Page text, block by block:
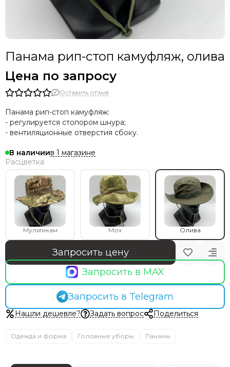
Панама рип-стоп камуфляж, олива
Цена по запросу
Оставить отзыв
Панама рип-стоп камуфляж:
- регулируется стопором шнура;
- вентиляционные отверстия сбоку.
В наличиив 1 магазине
Расцветка
Мультикам Мох Олива
Запросить цену
Запросить в MAX
Запросить в Telegram
Нашли дешевле? Задать вопрос Поделиться
Одежда и форма Головные уборы Панамы